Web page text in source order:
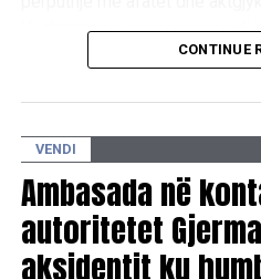
Kushtetuese, në mënyrë që t’i
institucioneve të reja. /CONTINUE
VENDI
Ambasada në
autoritetet
aksidentit ku